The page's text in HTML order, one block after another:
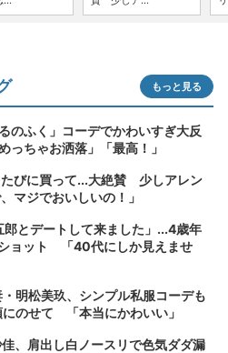
もっと見る
のふく」コーデでかわいすぎ大反
ちゃお洒落」「最高！」
びに買って...大絶賛 少しアレン
マジでおいしいの！」
とデートして来ました」...4歳年
ョット 「40代にしか見えませ
明松美玖、シンプル私服コーデも
にのせて 「本当にかわいい」
佳、肩出し白ノースリで色気ダダ漏